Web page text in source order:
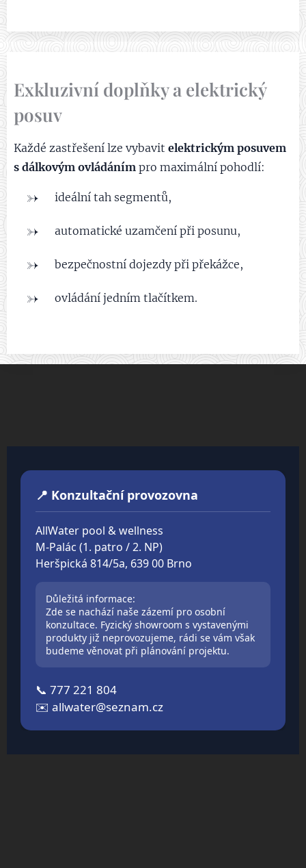
Exkluzivní doplňky a elektrický
posuv
Každé zastřešení lze vybavit elektrickým posuvem
s dálkovým ovládáním pro maximální pohodlí:
ideální tah segmentů,
automatické uzamčení při posunu,
bezpečnostní dojezdy při překážce,
ovládání jedním tlačítkem.
📍 Konzultační provozovna
AllWater pool & wellness
M-Palác (1. patro / 2. NP)
Heršpická 814/5a, 639 00 Brno
Důležitá informace:
Zde se nachází naše zázemí pro osobní
konzultace. Fyzický showroom s vystavenými
produkty již neprovozujeme, rádi se vám však
budeme věnovat při plánování projektu.
📞777 221 804
✉️allwater@seznam.cz